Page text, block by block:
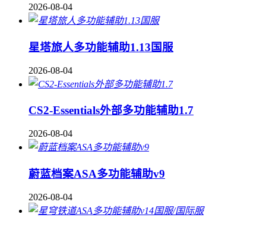
2026-08-04
星塔旅人多功能辅助1.13国服
2026-08-04
CS2-Essentials外部多功能辅助1.7
2026-08-04
蔚蓝档案ASA多功能辅助v9
2026-08-04